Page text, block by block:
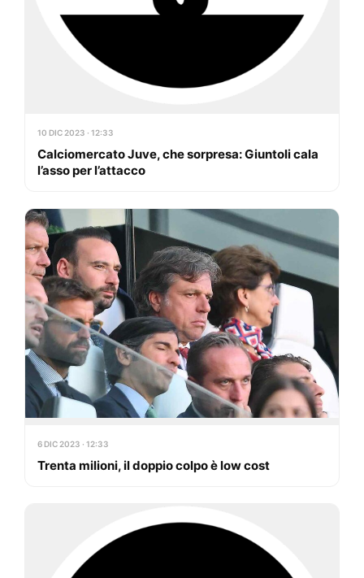
10 DIC 2023 · 12:33
Calciomercato Juve, che sorpresa: Giuntoli cala
l’asso per l’attacco
6 DIC 2023 · 12:33
Trenta milioni, il doppio colpo è low cost